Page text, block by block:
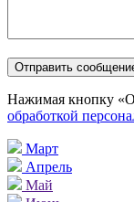
Нажимая кнопку
обработкой
Март
Апрель
Май